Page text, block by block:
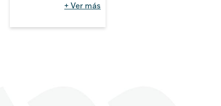
permiten un ángulo de
apertura de 130°, registro
cables, placa de montaje
+ Ver más